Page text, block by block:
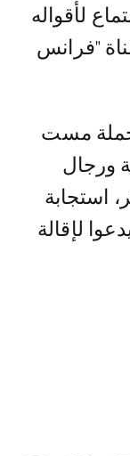
لأقواله
"فرانس
حملة مست
ورجال
استجابة
لإقالة